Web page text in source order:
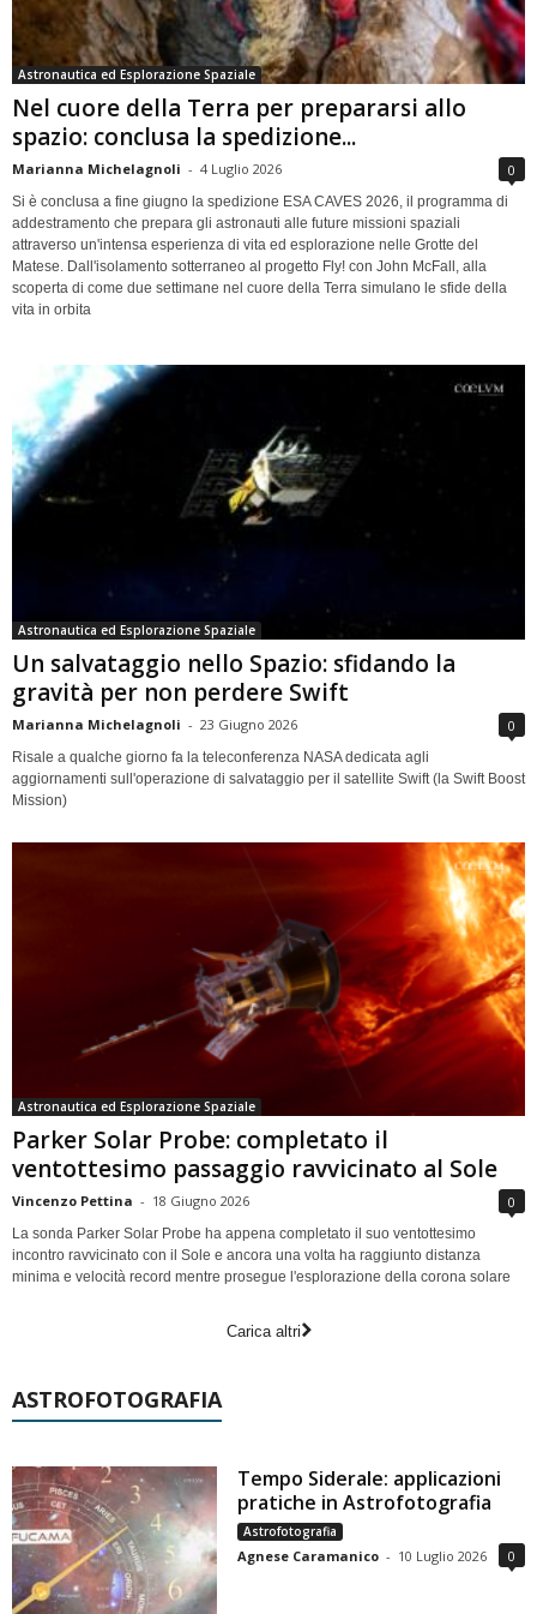
Astronautica ed Esplorazione Spaziale
Nel cuore della Terra per prepararsi allo
spazio: conclusa la spedizione...
Marianna Michelagnoli - 4 Luglio 2026 0
Si è conclusa a fine giugno la spedizione ESA CAVES 2026, il programma di
addestramento che prepara gli astronauti alle future missioni spaziali
attraverso un'intensa esperienza di vita ed esplorazione nelle Grotte del
Matese. Dall'isolamento sotterraneo al progetto Fly! con John McFall, alla
scoperta di come due settimane nel cuore della Terra simulano le sfide della
vita in orbita
Astronautica ed Esplorazione Spaziale
Un salvataggio nello Spazio: sfidando la
gravità per non perdere Swift
Marianna Michelagnoli - 23 Giugno 2026 0
Risale a qualche giorno fa la teleconferenza NASA dedicata agli
aggiornamenti sull'operazione di salvataggio per il satellite Swift (la Swift Boost
Mission)
Astronautica ed Esplorazione Spaziale
Parker Solar Probe: completato il
ventottesimo passaggio ravvicinato al Sole
Vincenzo Pettina - 18 Giugno 2026 0
La sonda Parker Solar Probe ha appena completato il suo ventottesimo
incontro ravvicinato con il Sole e ancora una volta ha raggiunto distanza
minima e velocità record mentre prosegue l'esplorazione della corona solare
Carica altri
ASTROFOTOGRAFIA
Tempo Siderale: applicazioni
pratiche in Astrofotografia
Astrofotografia
Agnese Caramanico - 10 Luglio 2026 0